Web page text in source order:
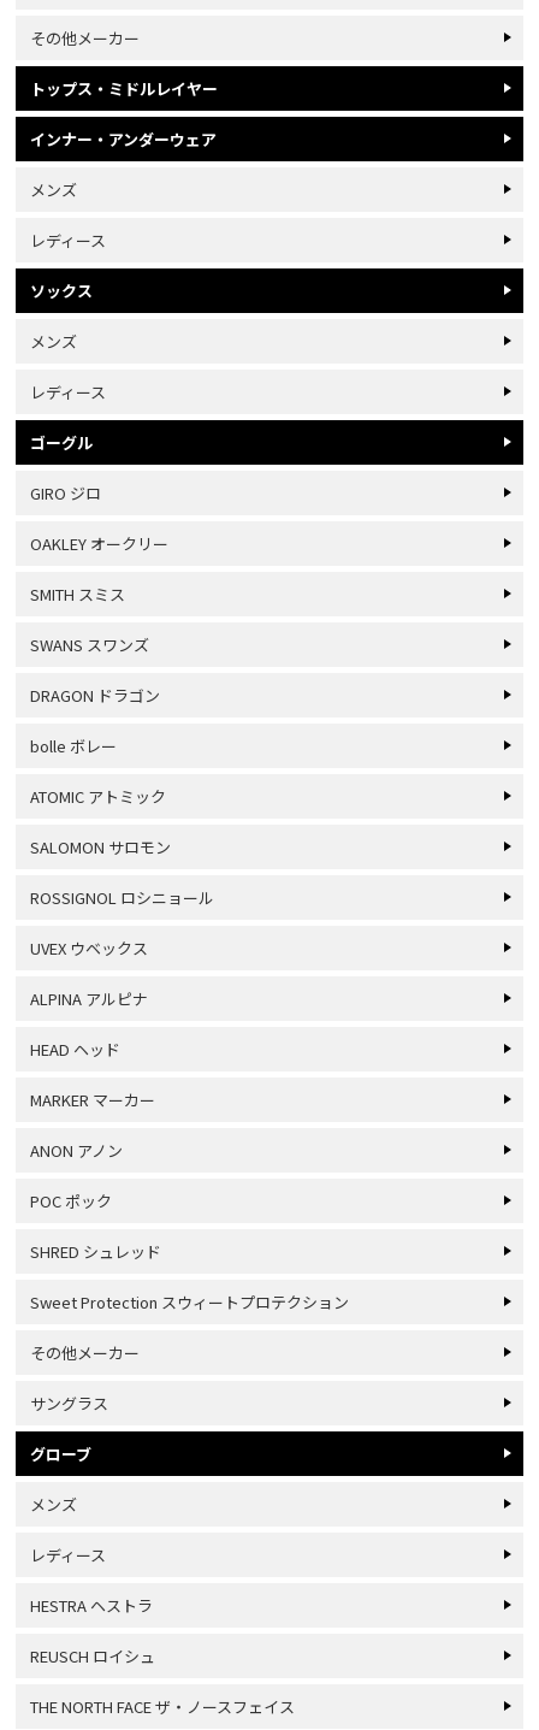
その他メーカー
トップス・ミドルレイヤー
インナー・アンダーウェア
メンズ
レディース
ソックス
メンズ
レディース
ゴーグル
GIRO ジロ
OAKLEY オークリー
SMITH スミス
SWANS スワンズ
DRAGON ドラゴン
bolle ボレー
ATOMIC アトミック
SALOMON サロモン
ROSSIGNOL ロシニョール
UVEX ウベックス
ALPINA アルピナ
HEAD ヘッド
MARKER マーカー
ANON アノン
POC ポック
SHRED シュレッド
Sweet Protection スウィートプロテクション
その他メーカー
サングラス
グローブ
メンズ
レディース
HESTRA ヘストラ
REUSCH ロイシュ
THE NORTH FACE ザ・ノースフェイス